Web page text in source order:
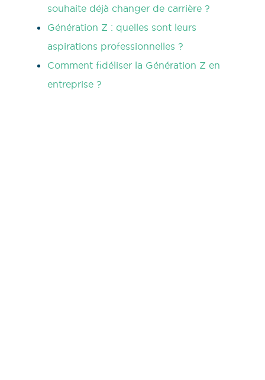
souhaite déjà changer de carrière ?
Génération Z : quelles sont leurs
aspirations professionnelles ?
Comment fidéliser la Génération Z en
entreprise ?